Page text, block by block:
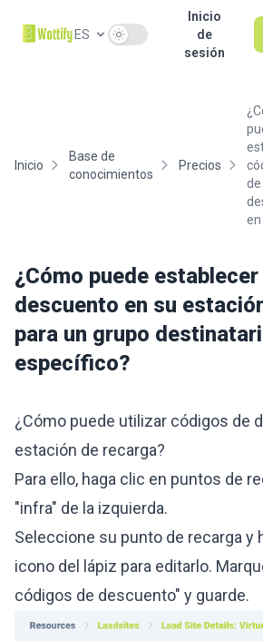
ES Use setting
Inicio
de
sesión
Inicio
Base de
conocimientos
Precios
de
en
¿Cómo puede
descuento en su
para un grupo
específico?
¿Cómo puede utilizar códigos de
estación de recarga?
Para ello, haga clic en puntos de
"infra" de la izquierda.
Seleccione su punto de recarga y
icono del lápiz para editarlo.
códigos de descuento" y guarde.